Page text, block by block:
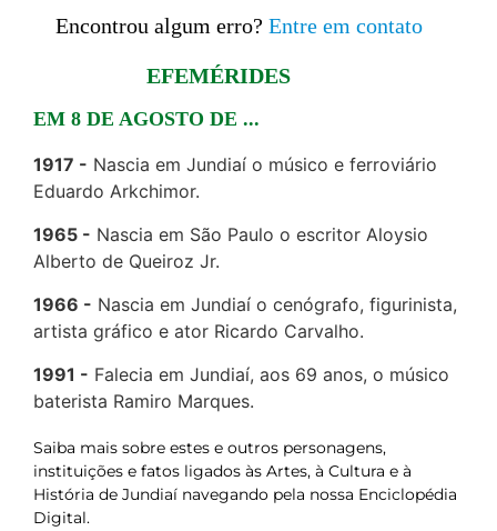
Encontrou algum erro? Entre em contato
EFEMÉRIDES
EM 8 DE AGOSTO DE ...
1917
Nascia em Jundiaí o músico e ferroviário
Eduardo Arkchimor.
1965
Nascia em São Paulo o escritor Aloysio
Alberto de Queiroz Jr.
1966
Nascia em Jundiaí o cenógrafo, figurinista,
artista gráfico e ator Ricardo Carvalho.
1991
Falecia em Jundiaí, aos 69 anos, o músico
baterista Ramiro Marques.
Saiba mais sobre estes e outros personagens,
instituições e fatos ligados às Artes, à Cultura e à
História de Jundiaí navegando pela nossa Enciclopédia
Digital.